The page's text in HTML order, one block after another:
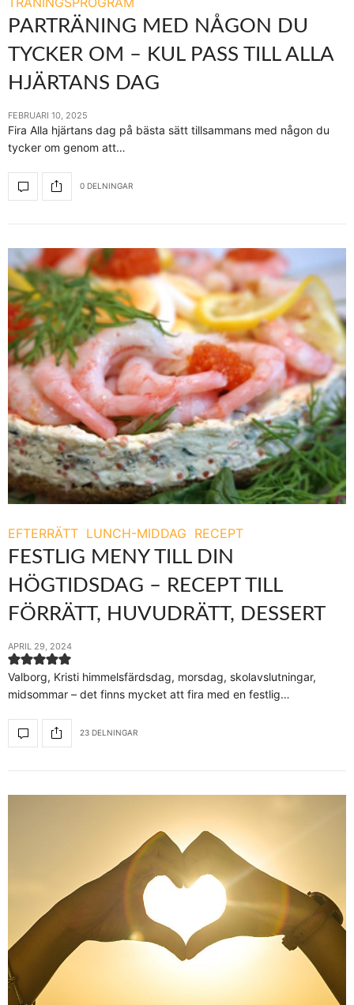
PARTRÄNING MED NÅGON DU
TYCKER OM – KUL PASS TILL ALLA
HJÄRTANS DAG
FEBRUARI 10, 2025
Fira Alla hjärtans dag på bästa sätt tillsammans med någon du
tycker om genom att…
0 DELNINGAR
EFTERRÄTT LUNCH-MIDDAG RECEPT
FESTLIG MENY TILL DIN
HÖGTIDSDAG – RECEPT TILL
FÖRRÄTT, HUVUDRÄTT, DESSERT
APRIL 29, 2024
Valborg, Kristi himmelsfärdsdag, morsdag, skolavslutningar,
midsommar – det finns mycket att fira med en festlig…
23 DELNINGAR